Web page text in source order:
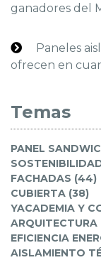
ganadores del
Paneles
ofrecen en
Temas
PANEL
FACHADAS (44)
CUBIERTA (38)
YACADEMIA Y
ARQUITECTURA
EFICIENCIA
AISLAMIENTO